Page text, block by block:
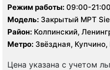
Режим работы: 09:00-21:00
Модель: Закрытый МРТ
экспертного класса,
Район: Колпинский,
Московский, Пушкинский,
Метро: Звёздная,
Цена указана с учетом